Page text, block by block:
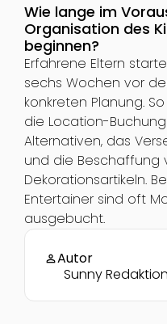
Wie lange im
Organisation des
beginnen?
Erfahrene Eltern
sechs Wochen vor
konkreten Planung.
die Location-
Alternativen, das
und die Beschaffung
Dekorationsartikeln.
Entertainer sind oft
ausgebucht.
personAutor
Sunny Redaktion